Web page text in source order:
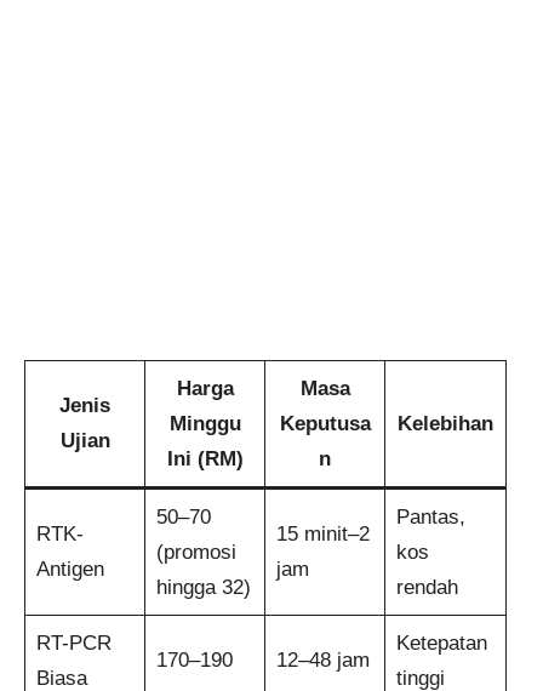
Jenis
Ujian
Harga
Minggu
Ini (RM)
Masa
Keputusa
n
Kelebihan
RTK-
Antigen
50–70
(promosi
hingga 32)
15 minit–2
jam
Pantas,
kos
rendah
RT-PCR
Biasa
170–190 12–48 jam
Ketepatan
tinggi